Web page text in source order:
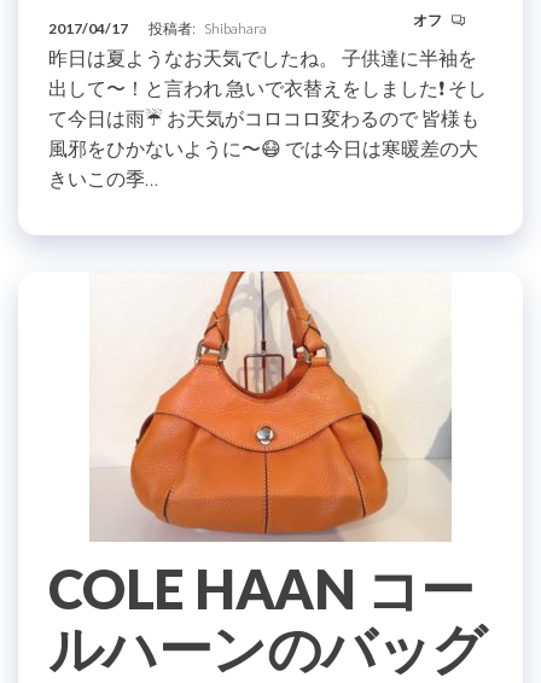
2017/04/17 投稿者: Shibahara オフ
昨日は夏ようなお天気でしたね。 子供達に半袖を
出して〜！と言われ 急いで衣替えをしました❗️ そし
て今日は雨☔️ お天気がコロコロ変わるので 皆様も
風邪をひかないように〜😷 では今日は寒暖差の大
きいこの季…
COLE HAAN コー
ルハーンのバッグ